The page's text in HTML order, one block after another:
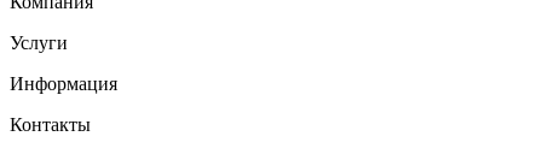
Услуги
Информация
Контакты